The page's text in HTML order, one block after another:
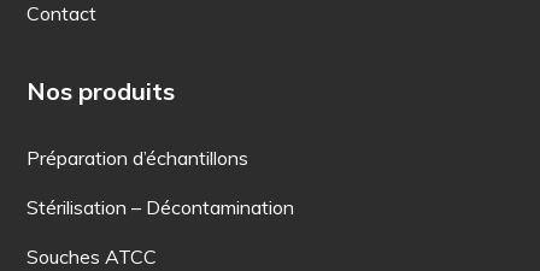
Contact
Nos produits
Préparation d’échantillons
Stérilisation – Décontamination
Souches ATCC